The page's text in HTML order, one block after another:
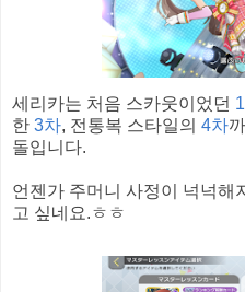
세리카는 처음 스카웃이었던
한 3차, 전통복 스타일의 4차
돌입니다.
언젠가 주머니 사정이 넉넉해
고 싶네요.ㅎㅎ